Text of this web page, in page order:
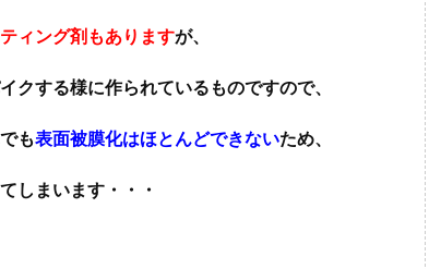
ィング剤もありますが、
クする様に作られているものですので、
も表面被膜化はほとんどできないため、
しまいます・・・